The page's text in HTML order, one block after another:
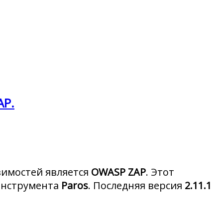
является OWASP ZAP. Этот
Paros. Последняя версия 2.11.1